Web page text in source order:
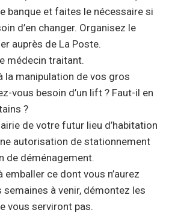
banque et faites le nécessaire si
d’en changer. Organisez le
auprès de La Poste.
médecin traitant.
la manipulation de vos gros
vous besoin d’un lift ? Faut-il en
?
de votre futur lieu d’habitation
autorisation de stationnement
de déménagement.
emballer ce dont vous n’aurez
semaines à venir, démontez les
vous serviront pas.